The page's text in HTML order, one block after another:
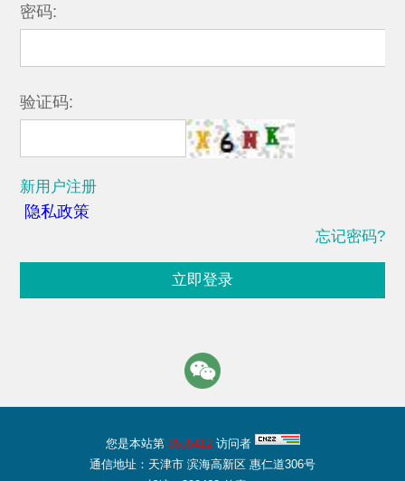
密码:
验证码:
新用户注册
隐私政策
忘记密码?
立即登录
您是本站第 8555412访问者
通信地址：天津市 滨海高新区 惠仁道306号